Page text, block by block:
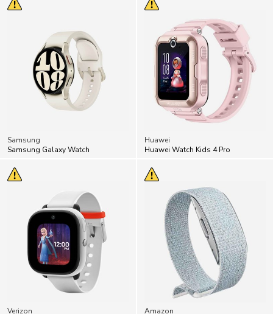
Samsung
Samsung Galaxy Watch
Huawei
Huawei Watch Kids 4 Pro
Verizon
Amazon